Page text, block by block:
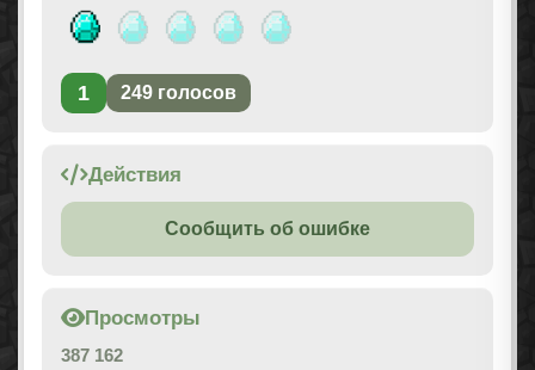
1 249 голосов
Действия
Сообщить об ошибке
Просмотры
387 162